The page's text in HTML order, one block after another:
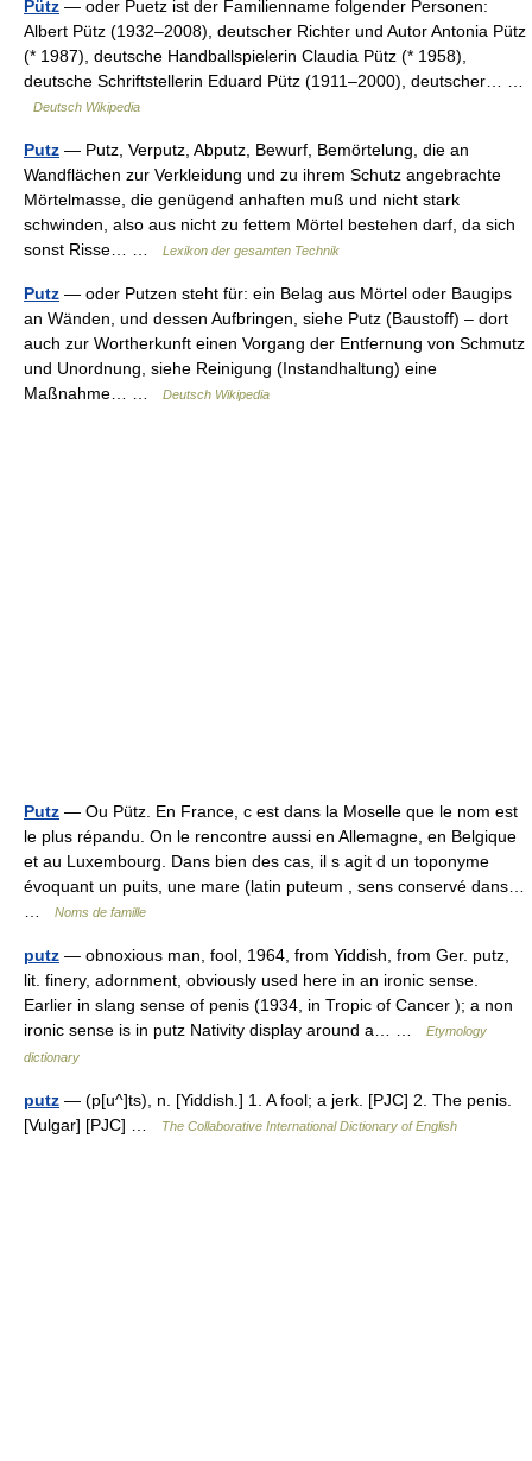
Pütz — oder Puetz ist der Familienname folgender Personen:
Albert Pütz (1932–2008), deutscher Richter und Autor Antonia Pütz
(* 1987), deutsche Handballspielerin Claudia Pütz (* 1958),
deutsche Schriftstellerin Eduard Pütz (1911–2000), deutscher… …
Deutsch Wikipedia
Putz — Putz, Verputz, Abputz, Bewurf, Bemörtelung, die an
Wandflächen zur Verkleidung und zu ihrem Schutz angebrachte
Mörtelmasse, die genügend anhaften muß und nicht stark
schwinden, also aus nicht zu fettem Mörtel bestehen darf, da sich
sonst Risse… …
Lexikon der gesamten Technik
Putz — oder Putzen steht für: ein Belag aus Mörtel oder Baugips
an Wänden, und dessen Aufbringen, siehe Putz (Baustoff) – dort
auch zur Wortherkunft einen Vorgang der Entfernung von Schmutz
und Unordnung, siehe Reinigung (Instandhaltung) eine
Maßnahme… …
Deutsch Wikipedia
Putz — Ou Pütz. En France, c est dans la Moselle que le nom est
le plus répandu. On le rencontre aussi en Allemagne, en Belgique
et au Luxembourg. Dans bien des cas, il s agit d un toponyme
évoquant un puits, une mare (latin puteum , sens conservé dans…
Noms de famille
putz — obnoxious man, fool, 1964, from Yiddish, from Ger. putz,
lit. finery, adornment, obviously used here in an ironic sense.
Earlier in slang sense of penis (1934, in Tropic of Cancer ); a non
ironic sense is in putz Nativity display around a… …
Etymology
dictionary
putz — (p[u^]ts), n. [Yiddish.] 1. A fool; a jerk. [PJC] 2. The penis.
[Vulgar] [PJC] …
The Collaborative International Dictionary of English